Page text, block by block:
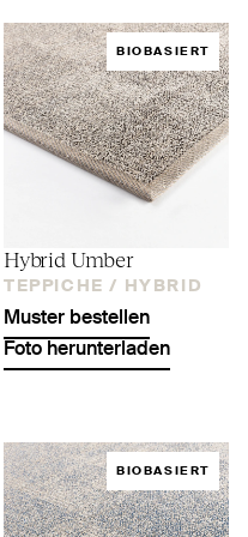
BIOBASIERT
Hybrid Umber
TEPPICHE / HYBRID
Muster bestellen
Foto herunterladen
BIOBASIERT